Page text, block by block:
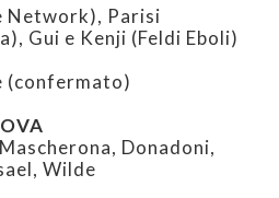
Network), Parisi
Gui e Kenji (Feldi Eboli)
(confermato)
Donadoni,
Wilde